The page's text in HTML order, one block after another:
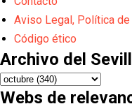
Aviso Legal, Política
Código ético
Archivo del
Webs de